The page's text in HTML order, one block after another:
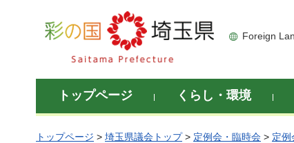
彩の国 埼玉県
Foreign
トップページ くらし・環境
トップページ > 埼玉県議会トップ> 定例会・臨時会 > 定例